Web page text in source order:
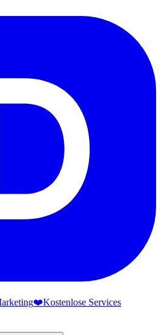
❤️Kostenlose Services